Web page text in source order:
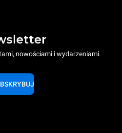
nowościami i wydarzeniami.